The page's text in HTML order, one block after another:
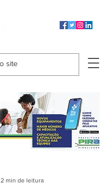
2 min de leitura